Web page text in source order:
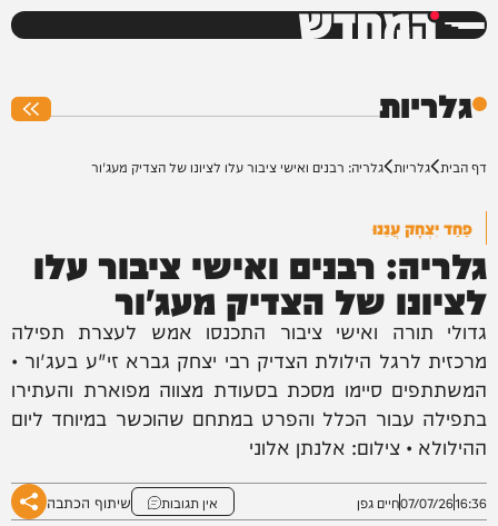
המחדש
גלריות
דף הבית גלריות גלריה: רבנים ואישי ציבור עלו לציונו של הצדיק מעג'ור
פַחַד יִצְחָק עֲנֵנוּ
גלריה: רבנים ואישי ציבור עלו
לציונו של הצדיק מעג'ור
גדולי תורה ואישי ציבור התכנסו אמש לעצרת תפילה
מרכזית לרגל הילולת הצדיק רבי יצחק גברא זי"ע בעג'ור •
המשתתפים סיימו מסכת בסעודת מצווה מפוארת והעתירו
בתפילה עבור הכלל והפרט במתחם שהוכשר במיוחד ליום
ההילולא • צילום: אלנתן אלוני
16:36
07/07/26חיים גפן אין תגובות שיתוף הכתבה